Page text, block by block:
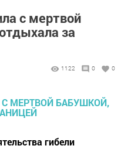
с мертвой
за
1122 0 0
гибели